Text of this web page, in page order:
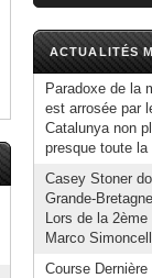
ACTUALITÉS
Paradoxe de la
est arrosée par
Catalunya non
presque toute
Casey Stoner
Grande-
Lors de la
Marco
Course